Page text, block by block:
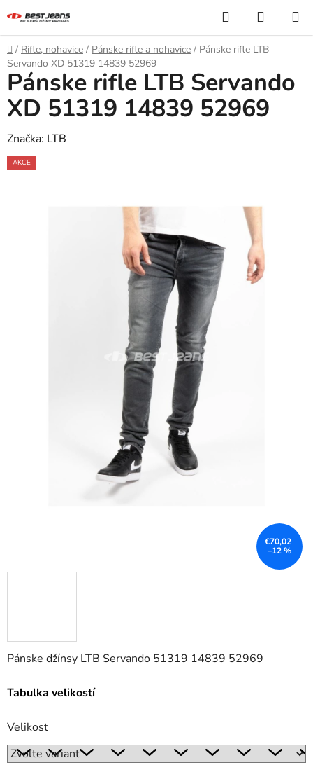
na
obsah
Hľadať
KOŠÍK
Domov
/ Rifle, nohavice / Pánske rifle a nohavice / Pánske rifle LTB
Servando XD 51319 14839 52969
Pánske džínsy LTB Servando 51319 14839 52969
Tabulka velikostí
Velikost
Pánske rifle LTB Servando
XD 51319 14839 52969
Značka: LTB
AKCE
€70,02
–12 %